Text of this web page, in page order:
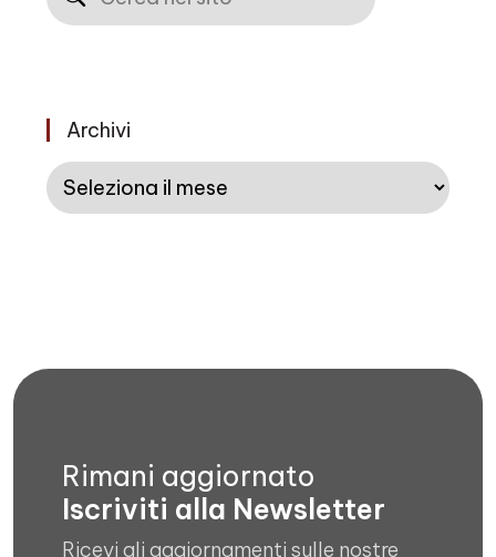
Archivi
Archivi
Rimani aggiornato
Iscriviti alla Newsletter
Ricevi gli aggiornamenti sulle nostre